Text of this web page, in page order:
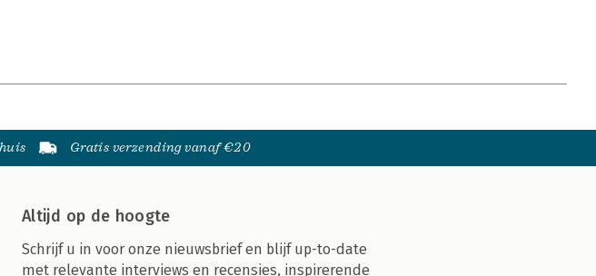
Gratis verzending vanaf €20
Altijd op de hoogte
Schrijf u in voor onze nieuwsbrief en blijf up-to-date
met relevante interviews en recensies, inspirerende